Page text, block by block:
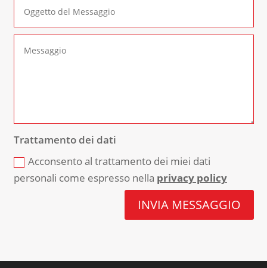
Trattamento dei dati
Acconsento al trattamento dei miei dati
personali come espresso nella privacy policy
INVIA MESSAGGIO